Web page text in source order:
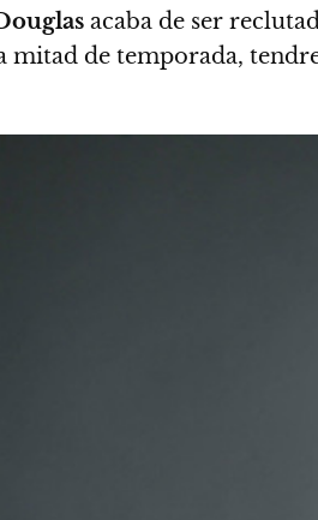
acaba de ser
mitad de temporada,